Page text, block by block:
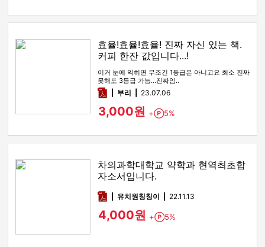
효율!효율!효율! 진짜 자신 있는 책.
커피 한잔 값입니다...!
이거 눈에 익히면 무조건 1등급은 아니고요 최소 진짜
못해도 3등급 가능...진짜임..
pdf부리 23.07.06
3,000원 + Point
5%
차의과학대학교 약학과 현역최초합
자소서입니다.
pdf유치원칭칭이 22.11.13
4,000원 + Point
5%